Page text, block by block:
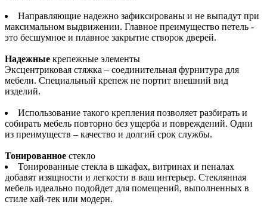
Направляющие надежно зафиксированы и не выпадут при
максимальном выдвижении. Главное преимущество петель -
это бесшумное и плавное закрытие створок дверей.
Надежные крепежные элементы
Эксцентриковая стяжка – соединительная фурнитура для
мебели. Специальный крепеж не портит внешний вид
изделий.
Использование такого крепления позволяет разбирать и
собирать мебель повторно без ущерба и повреждений. Одни
из преимуществ – качество и долгий срок службы.
Тонированное стекло
Тонированные стекла в шкафах, витринах и пеналах
добавят изящности и легкости в ваш интерьер. Стеклянная
мебель идеально подойдет для помещений, выполненных в
стиле хай-тек или модерн.